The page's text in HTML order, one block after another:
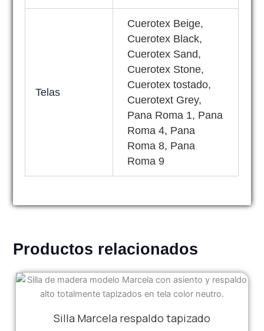
Telas
Cuerotex Beige,
Cuerotex Black,
Cuerotex Sand,
Cuerotex Stone,
Cuerotex tostado,
Cuerotext Grey,
Pana Roma 1, Pana
Roma 4, Pana
Roma 8, Pana
Roma 9
Productos relacionados
Silla Marcela respaldo tapizado